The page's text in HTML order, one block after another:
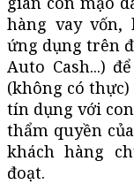
hàng vay vốn,
ứng dụng trên
Auto Cash...)
(không có
tín dụng với
thẩm quyền
khách hàng
đoạt.